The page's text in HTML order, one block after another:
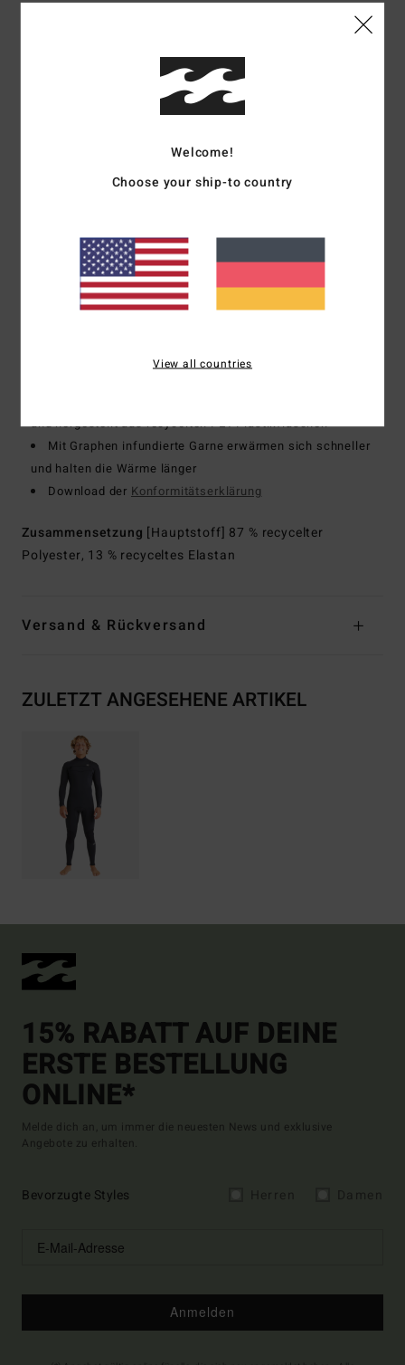
Upgecycelte Textilien aus 100 % Endverbraucherabfällen
Stoff innen aus Graphen kombiniert mit recyceltem
Nachhaltig gewonnene
Hergestellt aus 85 % Naturkautschuk und 15 %
synthetischen Zusätzen aus upgecyceltem BolderBlack und
Anzugtyp:Langärmliger, voller Anzug
Dicke:403 mm Dicke
Einstiegssystem:Brustreißverschluss
Außennahtdetails:GBS-Nähte (geklebt und blindgenäht)
100 % Superflex Neo Tape auf der
und hergestellt aus recycelten PET-Plastikflaschen
Mit Graphen infundierte Garne erwärmen sich schneller
und halten die Wärme länger
Download der Konformitätserklärung
Zusammensetzung [Hauptstoff] 87 % recycelter
Polyester, 13 % recyceltes Elastan
Versand & Rückversand
ZULETZT ANGESEHENE ARTIKEL
15% RABATT AUF DEINE
ERSTE BESTELLUNG
ONLINE*
Melde dich an, um immer die neuesten News und exklusive
Angebote zu erhalten.
Bevorzugte Styles
Anmelden
Welcome!
Choose your ship-to country
View all countries